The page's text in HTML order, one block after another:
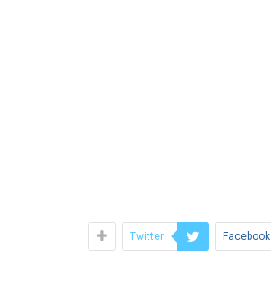
Facebook
Twitter